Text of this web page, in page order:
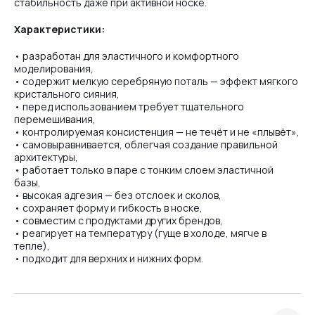
Характеристики:
• разработан для эластичного и комфортного
моделирования,
• содержит мелкую серебряную поталь — эффект мягкого
кристального сияния,
• перед использованием требует тщательного
перемешивания,
• контролируемая консистенция — не течёт и не «плывёт»,
• самовыравнивается, облегчая создание правильной
архитектуры,
• работает только в паре с тонким слоем эластичной
базы,
• высокая адгезия — без отслоек и сколов,
• сохраняет форму и гибкость в носке,
• совместим с продуктами других брендов,
• реагирует на температуру (гуще в холоде, мягче в
тепле),
• подходит для верхних и нижних форм.